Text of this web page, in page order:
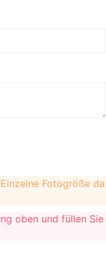
Fotogröße da
oben und füllen Sie